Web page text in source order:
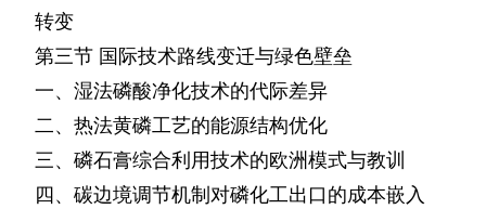
转变
第三节 国际技术路线变迁与绿色壁垒
一、湿法磷酸净化技术的代际差异
二、热法黄磷工艺的能源结构优化
三、磷石膏综合利用技术的欧洲模式与教训
四、碳边境调节机制对磷化工出口的成本嵌入